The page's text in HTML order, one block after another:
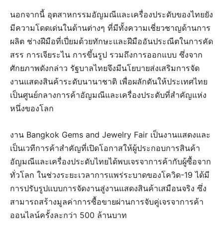
นอกจากนี้ อุตสาหกรรมอัญมณีและเครื่องประดับของไทยยัง
มีความโดดเด่นในด้านต่างๆ ที่มีทั้งความเชี่ยวชาญด้านการ
ผลิต ช่างฝีมือที่เปี่ยมด้วยทักษะและฝีมืออันประณีตในการคัด
สรร การเจียระไน การขึ้นรูป รวมถึงการออกแบบ ซึ่งจาก
ศักยภาพดังกล่าว รัฐบาลไทยจึงมีนโยบายส่งเสริมการจัด
งานแสดงสินค้าระดับนานาชาติ เพื่อผลักดันให้ประเทศไทย
เป็นศูนย์กลางการค้าอัญมณีและเครื่องประดับที่สำคัญแห่ง
หนึ่งของโลก
งาน Bangkok Gems and Jewelry Fair เป็นงานแสดงและ
เป็นเวทีการค้าสำคัญที่เปิดโอกาสให้ผู้ประกอบการสินค้า
อัญมณีและเครื่องประดับไทยได้พบเจรจาการค้ากับผู้ซื้อจาก
ทั่วโลก ในช่วงระยะเวลาการแพร่ระบาดของโควิด-19 ได้มี
การปรับรูปแบบการจัดงานสู่งานแสดงสินค้าเสมือนจริง ซึ่ง
สามารถสร้างมูลค่าการซื้อขายผ่านการจับคู่เจรจาการค้า
ออนไลน์ครั้งละกว่า 500 ล้านบาท